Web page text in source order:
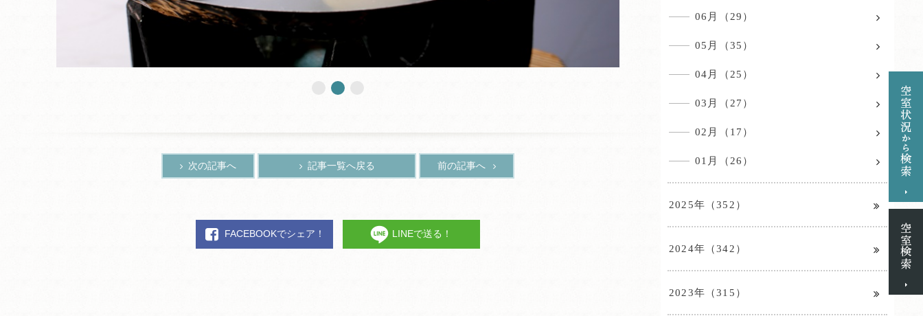
次の記事へ 記事一覧へ戻る 前の記事へ
FACEBOOKでシェア！ LINEで送る！
06月（29）
05月（35）
04月（25）
03月（27）
02月（17）
01月（26）
2025年（352）
2024年（342）
2023年（315）